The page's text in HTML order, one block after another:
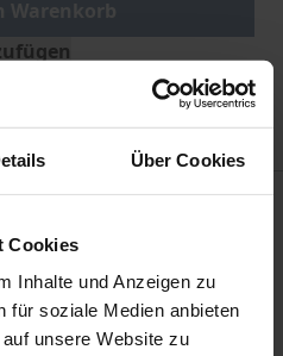
Über Cookies
Cookies
Inhalte und Anzeigen zu
für soziale Medien anbieten
unsere Website zu
Warenkorb
ein methodisches und ein
Die
etwa eines